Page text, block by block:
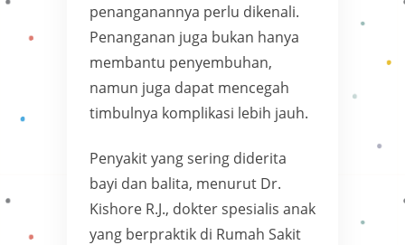
penanganannya perlu dikenali.
Penanganan juga bukan hanya
membantu penyembuhan,
namun juga dapat mencegah
timbulnya komplikasi lebih jauh.
Penyakit yang sering diderita
bayi dan balita, menurut Dr.
Kishore R.J., dokter spesialis anak
yang berpraktik di Rumah Sakit